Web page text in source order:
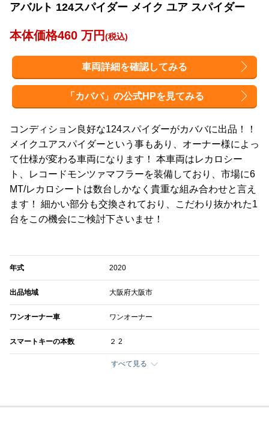
アバルト 124スパイダー メイク ユア スパイダー
本体価格460 万円(税込)
車両詳細を確認してみる
「カババ」の公式HPを見てみる
コンディション良好な124スパイダーがカババに出品！！
メイクユアスパイダーという事もあり、オーナー様によっ
て仕様が変わる車両になります！ 本車両はレカロシー
ト、レコードモンツァマフラーを装備しており、市場に6
MT/レカロシートは数台しかなく貴重な組み合わせと言え
ます！ 細かい部分も交換されており、こだわり抜かれた1
台をこの機会にご検討下さいませ！
年式 2020
出品地域 大阪府大阪市
ワンオーナー車 ワンオーナー
スマートキーの本数 ２ 2
すべて見る